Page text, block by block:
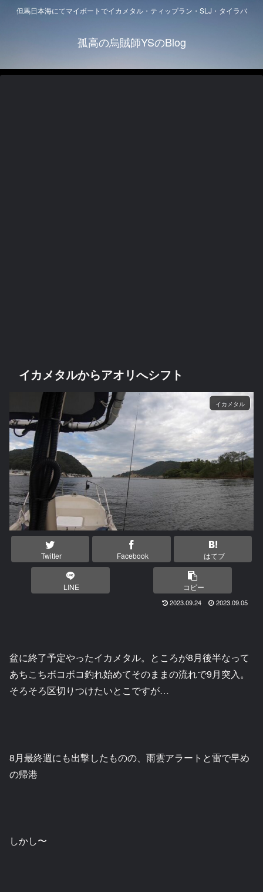
但馬日本海にてマイボートでイカメタル・ティップラン・SLJ・タイラバ
孤高の烏賊師YSのBlog
イカメタルからアオリへシフト
イカメタル
Twitter Facebook はてブ
LINE コピー
2023.09.24 2023.09.05
盆に終了予定やったイカメタル。ところが8月後半なって
あちこちボコボコ釣れ始めてそのままの流れで9月突入。
そろそろ区切りつけたいとこですが…
8月最終週にも出撃したものの、雨雲アラートと雷で早め
の帰港
しかし〜